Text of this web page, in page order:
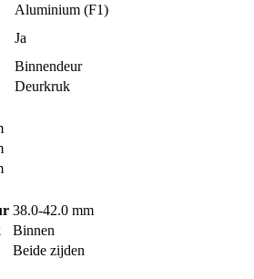
Aluminium (F1)
Ja
Binnendeur
Deurkruk
38.0-42.0 mm
Binnen
Beide zijden